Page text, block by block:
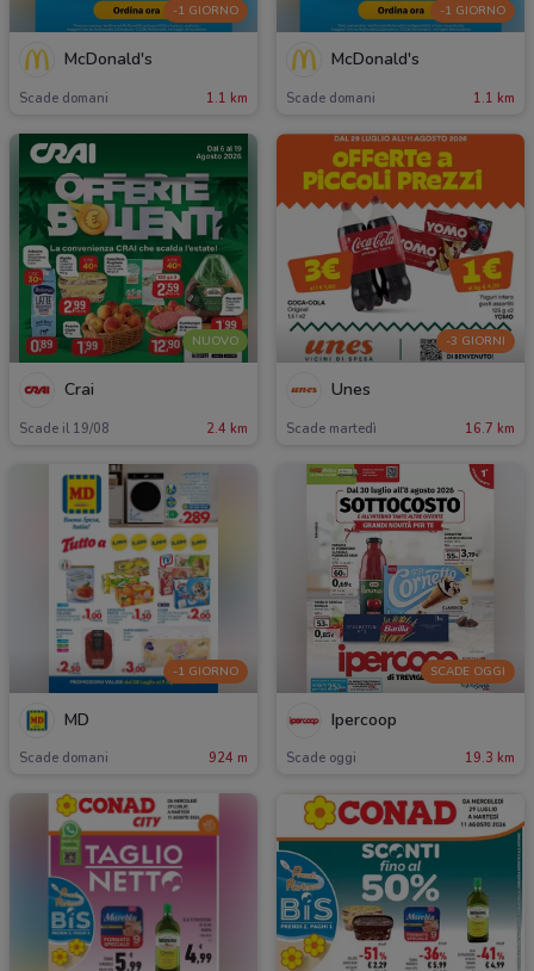
-1 GIORNO
McDonald's
Scade domani 1.1 km
-1 GIORNO
McDonald's
Scade domani 1.1 km
NUOVO
Crai
Scade il 19/08 2.4 km
-3 GIORNI
Unes
Scade martedì 16.7 km
-1 GIORNO
MD
Scade domani 924 m
SCADE OGGI
Ipercoop
Scade oggi 19.3 km